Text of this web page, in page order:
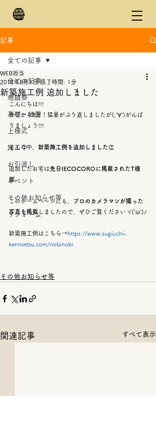
記事
全ての記事
地鎮祭
基礎・地盤
上棟式
施工中
お引渡し
イベント
その他お知らせ等
リフォーム
全ての記事
新築施工例 追加しました
WEB担当
2018年8月1日 読了時間: 1分
こんにちは!!!
今日から8月！猛暑がぶり返しましたが(;'∀')がんば
りましょう!!!
そんな中、 新築施工例を追加しました👏
追加したお宅は先日IECOCOROに掲載されたT様
邸。
このホームページにも、
プロのカメラマンが撮った
写真を掲載しましたので、ぜひご覧くださいヾ('ω')ﾉ
新築施工例はこちら→https://www.sugiuchi-
kennsetsu.com/nobinobi
その他お知らせ等
関連記事 すべて表示